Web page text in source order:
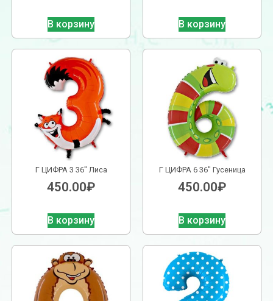
В корзину В корзину
Г ЦИФРА 3 36″ Лиса
450.00₽
В корзину
Г ЦИФРА 6 36″ Гусеница
450.00₽
В корзину